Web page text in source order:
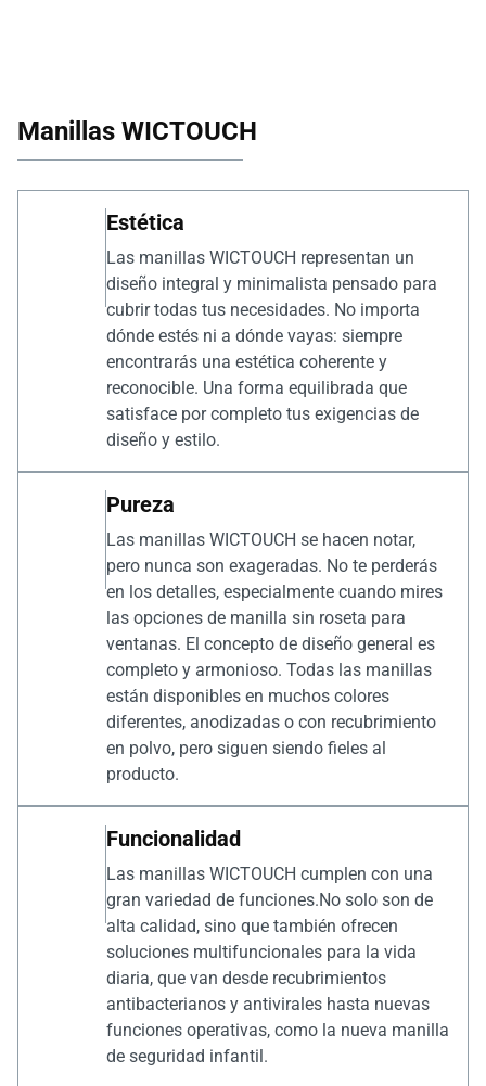
Manillas WICTOUCH
Estética
Las manillas WICTOUCH representan un
diseño integral y minimalista pensado para
cubrir todas tus necesidades. No importa
dónde estés ni a dónde vayas: siempre
encontrarás una estética coherente y
reconocible. Una forma equilibrada que
satisface por completo tus exigencias de
diseño y estilo.
Pureza
Las manillas WICTOUCH se hacen notar,
pero nunca son exageradas. No te perderás
en los detalles, especialmente cuando mires
las opciones de manilla sin roseta para
ventanas. El concepto de diseño general es
completo y armonioso. Todas las manillas
están disponibles en muchos colores
diferentes, anodizadas o con recubrimiento
en polvo, pero siguen siendo fieles al
producto.
Funcionalidad
Las manillas WICTOUCH cumplen con una
gran variedad de funciones.No solo son de
alta calidad, sino que también ofrecen
soluciones multifuncionales para la vida
diaria, que van desde recubrimientos
antibacterianos y antivirales hasta nuevas
funciones operativas, como la nueva manilla
de seguridad infantil.